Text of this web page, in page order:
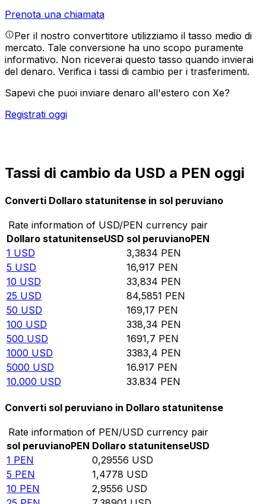
Prenota una chiamata
Per il nostro convertitore utilizziamo il tasso medio di
mercato. Tale conversione ha uno scopo puramente
informativo. Non riceverai questo tasso quando invierai
del denaro. Verifica i tassi di cambio per i trasferimenti.
Sapevi che puoi inviare denaro all'estero con Xe?
Registrati oggi
Tassi di cambio da USD a PEN oggi
Converti Dollaro statunitense in sol peruviano
Rate information of USD/PEN currency pair
Dollaro statunitenseUSD sol peruvianoPEN
1 USD 3,3834 PEN
5 USD 16,917 PEN
10 USD 33,834 PEN
25 USD 84,5851 PEN
50 USD 169,17 PEN
100 USD 338,34 PEN
500 USD 1691,7 PEN
1000 USD 3383,4 PEN
5000 USD 16.917 PEN
10.000 USD 33.834 PEN
Converti sol peruviano in Dollaro statunitense
Rate information of PEN/USD currency pair
sol peruvianoPEN Dollaro statunitenseUSD
1 PEN 0,29556 USD
5 PEN 1,4778 USD
10 PEN 2,9556 USD